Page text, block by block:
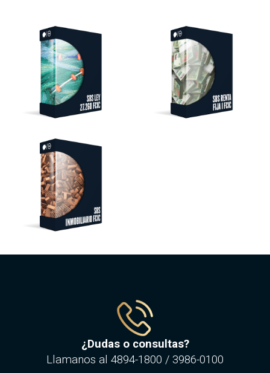
¿Dudas o consultas?
Llamanos al 4894-1800 / 3986-0100